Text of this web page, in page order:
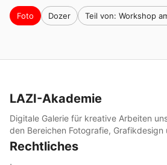
Foto Dozer Teil von: Workshop
LAZI-Akademie
Digitale Galerie für kreative Arbeiten
den Bereichen Fotografie, Grafikdesign
Rechtliches